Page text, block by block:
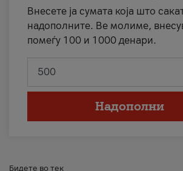
Внесете ја сумата која што
надополните. Ве молиме,
помеѓу 100 и 1000 денари.
Надополни
Бидете во тек